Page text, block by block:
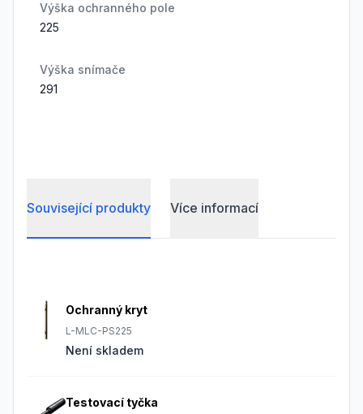
Výška ochranného pole
225
Výška snímače
291
Související produkty Více informací
Ochranný kryt
L-MLC-PS225
Není skladem
Testovací tyčka